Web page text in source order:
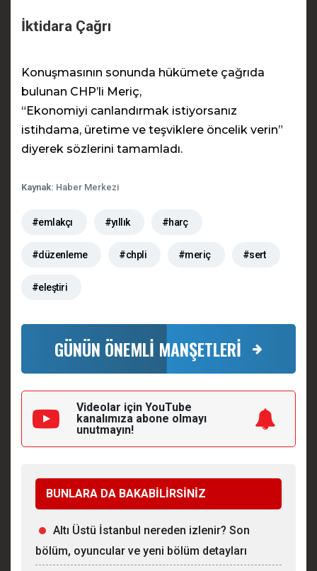
İktidara Çağrı
Konuşmasının sonunda hükümete çağrıda
bulunan CHP’li Meriç,
“Ekonomiyi canlandırmak istiyorsanız
istihdama, üretime ve teşviklere öncelik verin”
diyerek sözlerini tamamladı.
Kaynak: Haber Merkezi
#emlakçı #yıllık #harç
#düzenleme #chpli #meriç #sert
#eleştiri
GÜNÜN ÖNEMLİ MANŞETLERİ
Videolar için YouTube
kanalımıza abone olmayı
unutmayın!
BUNLARA DA BAKABİLİRSİNİZ
Altı Üstü İstanbul nereden izlenir? Son
bölüm, oyuncular ve yeni bölüm detayları